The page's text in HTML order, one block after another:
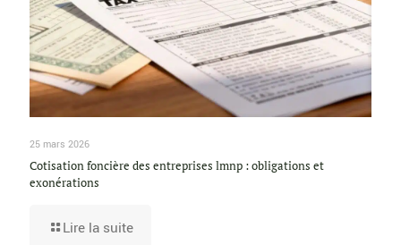
25 mars 2026
Cotisation foncière des entreprises lmnp : obligations et
exonérations
Lire la suite